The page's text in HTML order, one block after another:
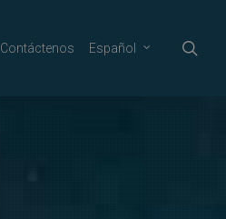
Contáctenos Español